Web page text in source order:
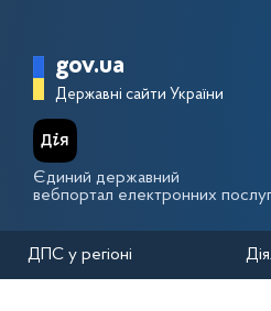
Головна
gov.ua
Державні сайти України
Єдиний державний
вебпортал електронних послуг
ДПС у регіоні